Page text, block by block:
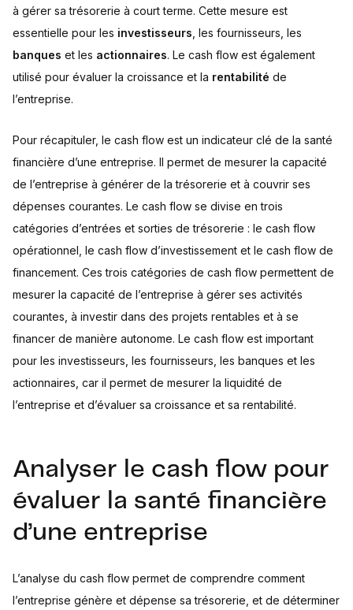
à gérer sa trésorerie à court terme. Cette mesure est
essentielle pour les investisseurs , les fournisseurs, les
banques et les actionnaires. Le cash flow est également
utilisé pour évaluer la croissance et la rentabilité de
l’entreprise.
Pour récapituler, le cash flow est un indicateur clé de la santé
financière d’une entreprise. Il permet de mesurer la capacité
de l’entreprise à générer de la trésorerie et à couvrir ses
dépenses courantes. Le cash flow se divise en trois
catégories d’entrées et sorties de trésorerie : le cash flow
opérationnel, le cash flow d’investissement et le cash flow de
financement. Ces trois catégories de cash flow permettent de
mesurer la capacité de l’entreprise à gérer ses activités
courantes, à investir dans des projets rentables et à se
financer de manière autonome. Le cash flow est important
pour les investisseurs, les fournisseurs, les banques et les
actionnaires, car il permet de mesurer la liquidité de
l’entreprise et d’évaluer sa croissance et sa rentabilité.
Analyser le cash flow pour
évaluer la santé financière
d’une entreprise
L’analyse du cash flow permet de comprendre comment
l’entreprise génère et dépense sa trésorerie, et de déterminer